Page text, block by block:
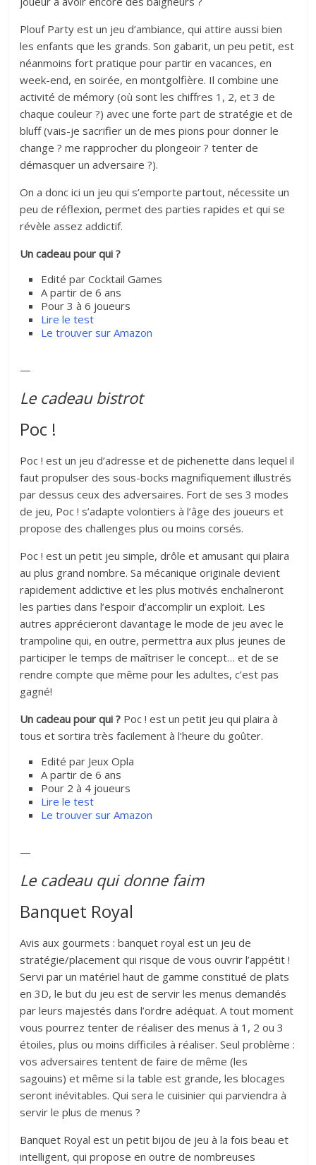
Plouf Party est un jeu d’ambiance, qui attire aussi bien
les enfants que les grands. Son gabarit, un peu petit, est
néanmoins fort pratique pour partir en vacances, en
week-end, en soirée, en montgolfière. Il combine une
activité de mémory (où sont les chiffres 1, 2, et 3 de
chaque couleur ?) avec une forte part de stratégie et de
bluff (vais-je sacrifier un de mes pions pour donner le
change ? me rapprocher du plongeoir ? tenter de
démasquer un adversaire ?).
On a donc ici un jeu qui s’emporte partout, nécessite un
peu de réflexion, permet des parties rapides et qui se
révèle assez addictif.
Un cadeau pour qui ?
Edité par Cocktail Games
A partir de 6 ans
Pour 3 à 6 joueurs
Lire le test
Le trouver sur Amazon
—
Le cadeau bistrot
Poc !
Poc ! est un jeu d’adresse et de pichenette dans lequel il
faut propulser des sous-bocks magnifiquement illustrés
par dessus ceux des adversaires. Fort de ses 3 modes
de jeu, Poc ! s’adapte volontiers à l’âge des joueurs et
propose des challenges plus ou moins corsés.
Poc ! est un petit jeu simple, drôle et amusant qui plaira
au plus grand nombre. Sa mécanique originale devient
rapidement addictive et les plus motivés enchaîneront
les parties dans l’espoir d’accomplir un exploit. Les
autres apprécieront davantage le mode de jeu avec le
trampoline qui, en outre, permettra aux plus jeunes de
participer le temps de maîtriser le concept… et de se
rendre compte que même pour les adultes, c’est pas
gagné!
Un cadeau pour qui ? Poc ! est un petit jeu qui plaira à
tous et sortira très facilement à l’heure du goûter.
Edité par Jeux Opla
A partir de 6 ans
Pour 2 à 4 joueurs
Lire le test
Le trouver sur Amazon
—
Le cadeau qui donne faim
Banquet Royal
Avis aux gourmets : banquet royal est un jeu de
stratégie/placement qui risque de vous ouvrir l’appétit !
Servi par un matériel haut de gamme constitué de plats
en 3D, le but du jeu est de servir les menus demandés
par leurs majestés dans l’ordre adéquat. A tout moment
vous pourrez tenter de réaliser des menus à 1, 2 ou 3
étoiles, plus ou moins difficiles à réaliser. Seul problème :
vos adversaires tentent de faire de même (les
sagouins) et même si la table est grande, les blocages
seront inévitables. Qui sera le cuisinier qui parviendra à
servir le plus de menus ?
Banquet Royal est un petit bijou de jeu à la fois beau et
intelligent, qui propose en outre de nombreuses